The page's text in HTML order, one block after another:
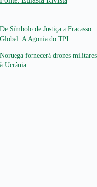
De Símbolo de Justiça a Fracasso
Global: A Agonia do TPI
Noruega fornecerá drones militares
à Ucrânia.